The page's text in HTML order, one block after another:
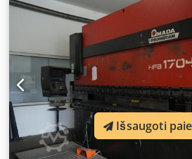
ir tinkamai aptarnautas. Visos
patikrinimai (UVV), hidraulinio
priežiūros darbai buvo
instrukcija ir priežiūros dokumentai.
dar naudojama gamybos procese, ir
susitarimo. Techniniai duomenys:
·Tipas: HFE 3L 2204L „Long Stroke“
gruodį (2016 m. modelis)
·Lenkimo ilgis: 4280 mm ·Atstumas
·Išsikišimas: 420 mm ·Eiga: 350 mm
Daugybinis padavimas – iki 9999
įrenginys Variklio galia – 5,5 kW
90 m/min., reguliuojamas be pakopų
2200 kg *Pjūklas yra labai geroje
Dcedpfxozrz Aho Ap Hsk
Išsaugoti